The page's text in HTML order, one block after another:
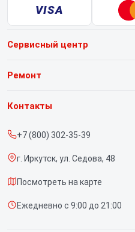
VISA
Сервисный центр
О нашем сервисе
Срочный ремонт
Доставка и способы оплаты
Диагностика
Контакты
Ремонт
Ноутбуков
Контакты
+7 (800) 302-35-39
г. Иркутск, ул. Седова, 48
Посмотреть на карте
Ежедневно с 9:00 до 21:00